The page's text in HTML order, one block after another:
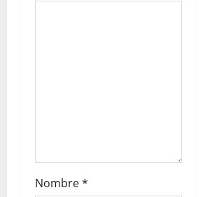
r
a
Nombre*